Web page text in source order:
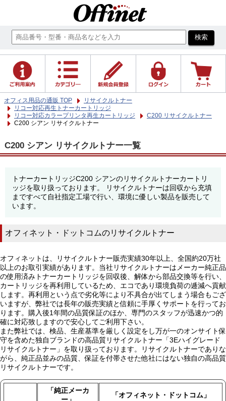
オフィス用品の通販 TOP
リサイクルトナー
リコー対応再生トナーカートリッジ
リコー対応カラープリンタ再生カートリッジ
C200 リサイクルトナー
C200 シアン リサイクルトナー
C200 シアン リサイクルトナー一覧
トナーカートリッジC200 シアンのリサイクルトナーカートリ
ッジを取り扱っております。 リサイクルトナーは回収から充填
まですべて自社指定工場で行い、環境に優しい製品を販売して
います。
オフィネット・ドットコムのリサイクルトナー
オフィネットは、リサイクルトナー販売実績30年以上、全国約20万社
以上のお取引実績があります。当社リサイクルトナーはメーカー純正品
の使用済みトナーカートリッジを回収後、解体から部品交換等を行い、
カートリッジを再利用しているため、エコであり環境負荷の逓減へ貢献
します。再利用という点で劣化等により不具合が出てしまう場合もござ
いますが、弊社では長年の販売実績と信頼に手厚くサポートを行ってお
ります。購入後1年間の品質保証のほか、専門のスタッフが迅速かつ的
確に対応致しますので安心してご利用下さい。
また弊社では、検品、生産基準を厳しく設定をし万が一のオンサイト保
守を含めた独自ブランドの高品質リサイクルトナー「3Eハイグレード
リサイクルトナー」を取り扱っております。リサイクルトナーでありな
がら、純正品並みの品質、保証を付帯させた他社にはない独自の高品質
リサイクルトナーです。
「純正メーカ
「オフィネット・ドットコム」